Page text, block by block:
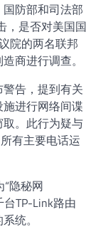
防部和司法部
，是否对美国国
院的两名联邦
商进行调查。
告，提到有关
进行网络间谍
。此行为疑与
有主要电话运
隐秘网
TP-Link路由
统。